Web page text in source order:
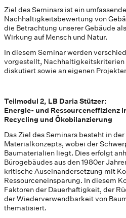
Ziel des Seminars ist ein
Nachhaltigkeitsbewertung von
die Betrachtung unserer Gebäude
Wirkung auf Mensch und Natur.
In diesem Seminar werden
vorgestellt,
diskutiert sowie an eigenen
Teilmodul 2, LB Daria Stützer:
Energie- und Ressourceneffizienz
Recycling und Ökobilanzierung
Das Ziel des Seminars besteht in
Materialkonzepts, wobei der
Baumaterialien liegt. Dies erfolgt
Bürogebäudes aus den 1980er
kritische Auseinandersetzung mit
Ressourceneinsparung. In diesem
Faktoren der Dauerhaftigkeit, der
der Wiederverwendbarkeit von
thematisiert.